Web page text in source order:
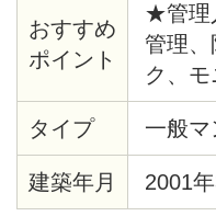
おすすめ
ポイント
★管理
管理、
ク、
システ
ー、
ト、
ー、
タイプ 一般
建築年月 2001